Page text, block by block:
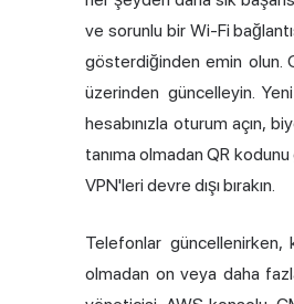
ve sorunlu bir Wi-Fi
gösterdiğinden emin olun.
üzerinden güncelleyin.
hesabınızla oturum açın,
tanıma olmadan QR
VPN'leri devre dışı bırakın.
Telefonlar güncellenirken,
olmadan on veya daha